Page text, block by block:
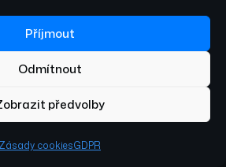
Příjmout
Odmítnout
předvolby
Zásady cookiesGDPR
po
růstu.
02
Návrh
architektury